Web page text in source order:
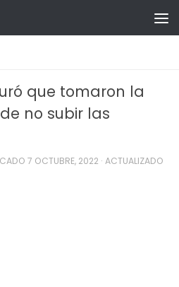
que tomaron la
no subir las
7 OCTUBRE, 2022 · ACTUALIZADO